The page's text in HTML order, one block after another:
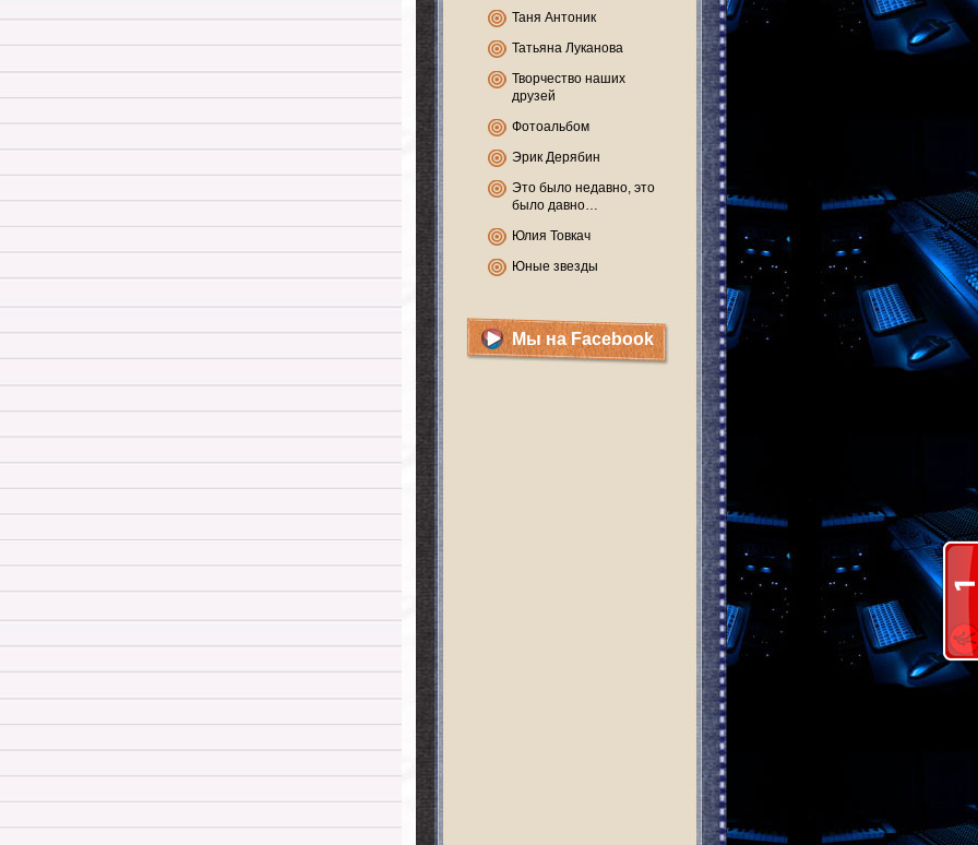
Таня Антоник
Татьяна Луканова
Творчество наших
друзей
Фотоальбом
Эрик Дерябин
Это было недавно, это
было давно…
Юлия Товкач
Юные звезды
Мы на Facebook